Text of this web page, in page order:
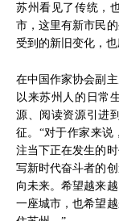
苏州看见了传统，
市，这里有新市民
受到的新旧变化，
在中国作家协会副
以来苏州人的日常
源、阅读资源引进
征。“对于作家来说
注当下正在发生的
写新时代奋斗者的
向未来。希望越来
一座城市，也希望